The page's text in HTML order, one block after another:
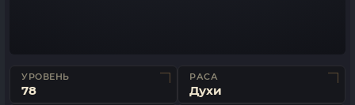
УРОВЕНЬ
78
РАСА
Духи